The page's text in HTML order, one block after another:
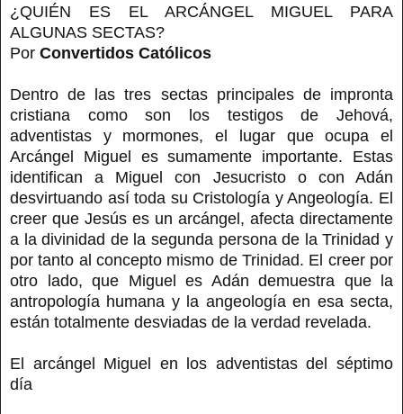
¿QUIÉN ES EL ARCÁNGEL MIGUEL PARA
ALGUNAS SECTAS?
Por Convertidos Católicos
Dentro de las tres sectas principales de impronta
cristiana como son los testigos de Jehová,
adventistas y mormones, el lugar que ocupa el
Arcángel Miguel es sumamente importante. Estas
identifican a Miguel con Jesucristo o con Adán
desvirtuando así toda su Cristología y Angeología. El
creer que Jesús es un arcángel, afecta directamente
a la divinidad de la segunda persona de la Trinidad y
por tanto al concepto mismo de Trinidad. El creer por
otro lado, que Miguel es Adán demuestra que la
antropología humana y la angeología en esa secta,
están totalmente desviadas de la verdad revelada.
El arcángel Miguel en los adventistas del séptimo
día